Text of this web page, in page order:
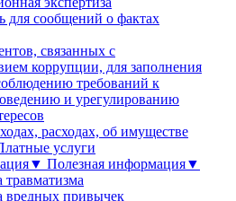
для сообщений о фактах
связанных с
коррупции, для заполнения
требований к
и урегулированию
расходах, об имуществе
услуги
Полезная информация▼
вредных привычек